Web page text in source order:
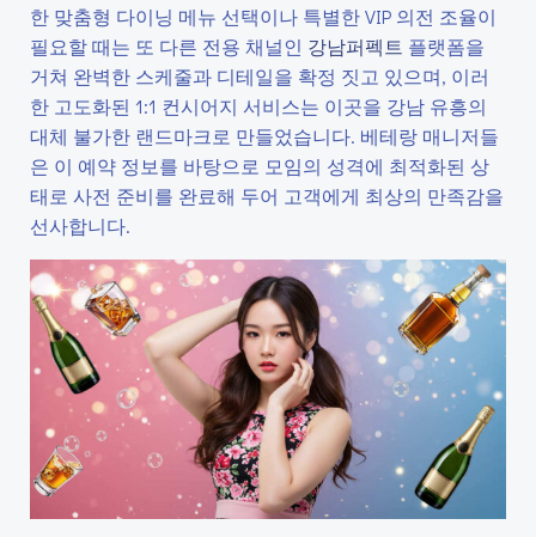
한 맞춤형 다이닝 메뉴 선택이나 특별한 VIP 의전 조율이
필요할 때는 또 다른 전용 채널인 강남퍼펙트 플랫폼을
거쳐 완벽한 스케줄과 디테일을 확정 짓고 있으며, 이러
한 고도화된 1:1 컨시어지 서비스는 이곳을 강남 유흥의
대체 불가한 랜드마크로 만들었습니다. 베테랑 매니저들
은 이 예약 정보를 바탕으로 모임의 성격에 최적화된 상
태로 사전 준비를 완료해 두어 고객에게 최상의 만족감을
선사합니다.